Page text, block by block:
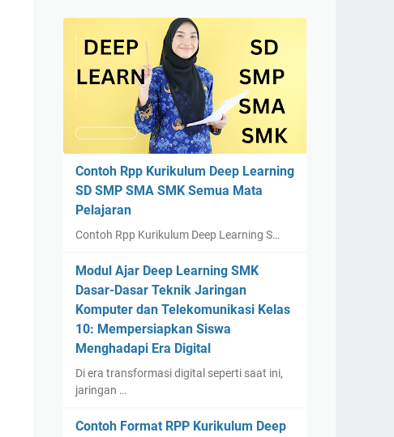
Contoh Rpp Kurikulum Deep Learning
SD SMP SMA SMK Semua Mata
Pelajaran
Contoh Rpp Kurikulum Deep Learning S…
Modul Ajar Deep Learning SMK
Dasar-Dasar Teknik Jaringan
Komputer dan Telekomunikasi Kelas
10: Mempersiapkan Siswa
Menghadapi Era Digital
Di era transformasi digital seperti saat ini,
jaringan …
Contoh Format RPP Kurikulum Deep